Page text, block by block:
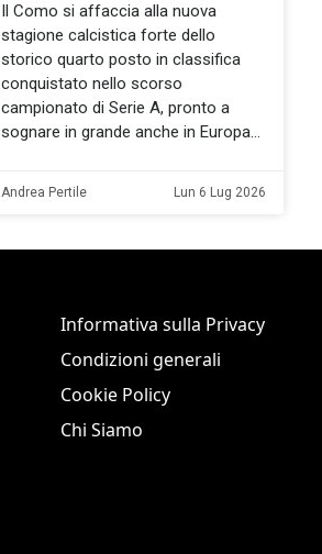
Il Como si affaccia alla nuova
stagione calcistica forte dello
storico quarto posto in classifica
conquistato nello scorso
campionato di Serie A, pronto a
sognare in grande anche in Europa
Andrea Pertile Lun 6 Lug 2026
Informativa sulla Privacy
Condizioni generali
Cookie Policy
Chi Siamo